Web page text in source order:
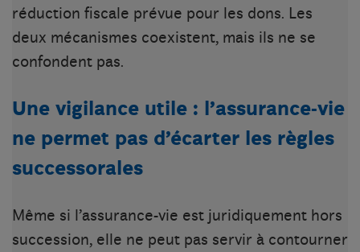
réduction fiscale prévue pour les dons. Les
deux mécanismes coexistent, mais ils ne se
confondent pas.
Une vigilance utile : l’assurance-vie
ne permet pas d’écarter les règles
successorales
Même si l’assurance-vie est juridiquement hors
succession, elle ne peut pas servir à contourner